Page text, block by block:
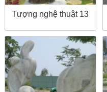
Tượng nghệ thuật 13